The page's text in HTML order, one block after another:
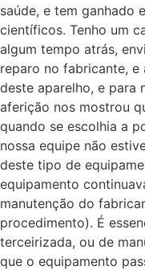
saúde, e tem ganhado
científicos. Tenho um
algum tempo atrás,
reparo no fabricante,
deste aparelho, e para
aferição nos mostrou
quando se escolhia a
nossa equipe não
deste tipo de
equipamento
manutenção do
procedimento). É
terceirizada, ou de
que o equipamento